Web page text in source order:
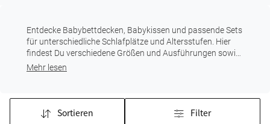
Entdecke Babybettdecken, Babykissen und passende Sets
für unterschiedliche Schlafplätze und Altersstufen. Hier
findest Du verschiedene Größen und Ausführungen sowie
ausgewählte Stütz- und Lagerungskissen.
Mehr lesen
Sortieren Filter